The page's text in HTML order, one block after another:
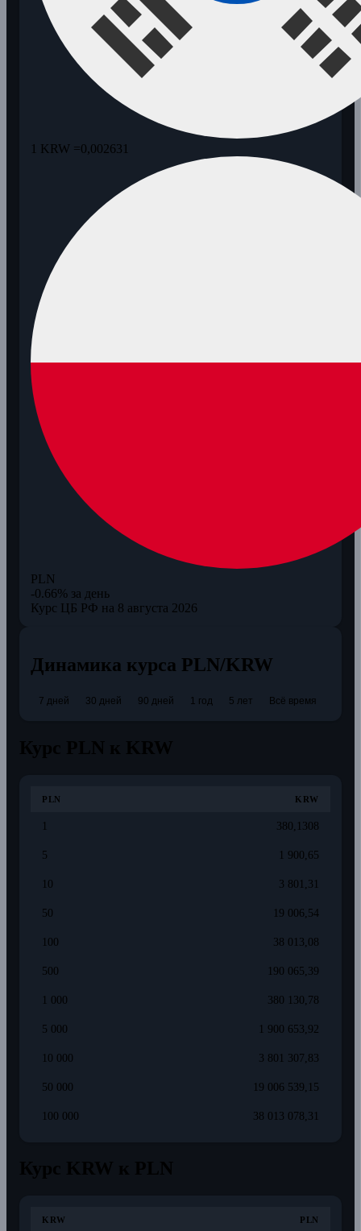
1 KRW =0,002631
PLN
-0.66% за день
Курс ЦБ РФ на 8 августа 2026
Динамика курса PLN/KRW
7 дней 30 дней 90 дней 1 год 5 лет Всё время
PLN KRW
1 380,1308
5 1 900,65
10 3 801,31
50 19 006,54
100 38 013,08
500 190 065,39
1 000 380 130,78
5 000 1 900 653,92
10 000 3 801 307,83
50 000 19 006 539,15
100 000 38 013 078,31
KRW PLN